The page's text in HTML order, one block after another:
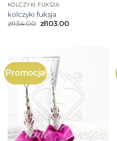
KOLCZYKI FUKSJA
kolczyki fuksja
zł134.00 zł103.00
Promocja!